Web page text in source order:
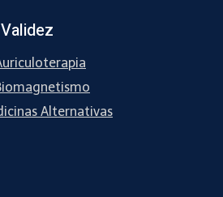
Alternativas